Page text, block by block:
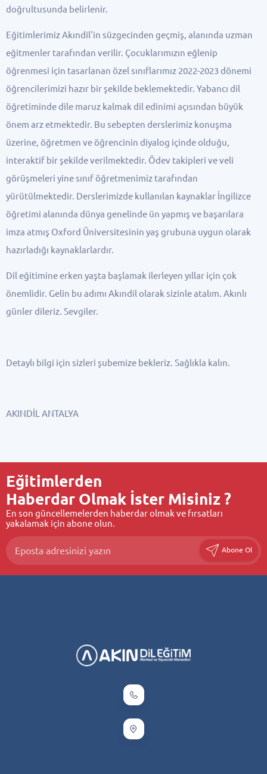
doğrultusunda belirlenir.
Eğitimlerimiz Akındil'in süzgecinden geçmiş, alanında uzman
eğitmenler tarafından verilir. Çocuklarımızın eğlenip
öğrenmesi için tasarlanan özel sınıflarımız 2022-2023 dönemi
öğrencilerimizi hazır bir şekilde beklemektedir. Yabancı dil
öğretiminde dile maruz kalmak dil edinimi açısından büyük
önem arz etmektedir. Bu sebepten derslerimiz konuşma
üzerine, öğretmen ve öğrencinin diyalog içinde olduğu,
interaktif bir şekilde verilmektedir. Ödev takipleri ve veli
görüşmeleri yine sınıf öğretmenimiz tarafından
yürütülmektedir. Derslerimizde kullanılan kaynaklar İngilizce
öğretimi alanında dünya genelinde ün yapmış ve başarılara
imza atmış Oxford Üniversitesinin yaş grubuna uygun olarak
hazırladığı kaynaklarlardır.
Dil eğitimine erken yaşta başlamak ilerleyen yıllar için çok
önemlidir. Gelin bu adımı Akındil olarak sizinle atalım. Akınlı
günler dileriz. Sevgiler.
Detaylı bilgi için sizleri şubemize bekleriz. Sağlıkla kalın.
AKINDİL ANTALYA
Eğitimlerden
Haberdar Olmak İster Misiniz ?
En son güncellemelerden haberdar olmak ve fırsatları
yakalamak için abone olun.
Abone Ol